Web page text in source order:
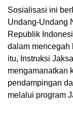
Sosialisasi ini
Undang-Undang
Republik
dalam mencegah
itu, Instruksi
mengamanatkan
pendampingan
melalui program